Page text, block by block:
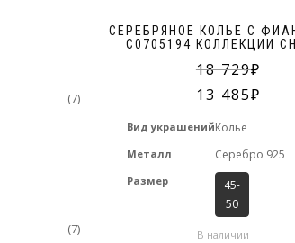
СЕРЕБРЯНОЕ КОЛЬЕ С
С0705194 КОЛЛЕКЦИИ
18 729
13 485
Вид украшенийКолье
Металл Серебро 925
Размер
45-
50
В наличии
(7)
(7)